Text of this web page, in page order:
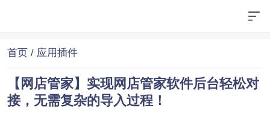
首页 / 应用插件
【网店管家】实现网店管家软件后台轻松对
接，无需复杂的导入过程！